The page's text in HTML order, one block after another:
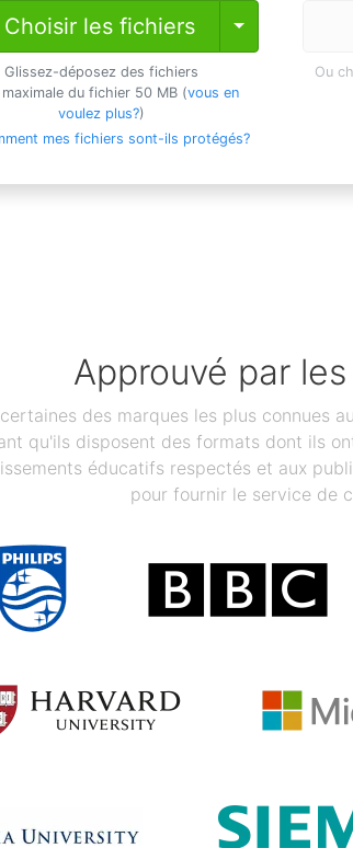
Choisir les fichiers Toggle
Glissez-déposez des fichiers
maximale du fichier 50 MB (vous en
voulez plus?)
mes fichiers sont-ils protégés?
Ou
Approuvé par
des marques les plus connues
qu'ils disposent des formats dont ils
éducatifs respectés et aux
pour fournir le service de